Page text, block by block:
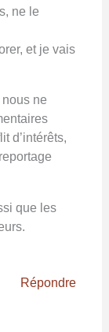
ne le
et je vais
ne
d’intérêts,
que les
Répondre